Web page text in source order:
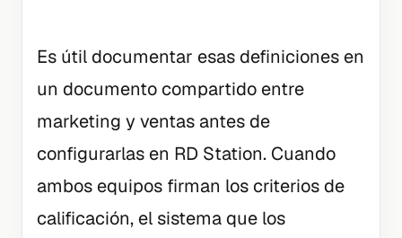
Es útil documentar esas definiciones en
un documento compartido entre
marketing y ventas antes de
configurarlas en RD Station. Cuando
ambos equipos firman los criterios de
calificación, el sistema que los